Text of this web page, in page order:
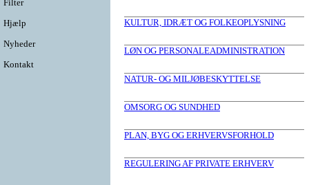
Filter
Hjælp
Nyheder
Kontakt
KULTUR, IDRÆT OG FOLKEOPLYSNING
LØN OG PERSONALEADMINISTRATION
NATUR- OG MILJØBESKYTTELSE
OMSORG OG SUNDHED
PLAN, BYG OG ERHVERVSFORHOLD
REGULERING AF PRIVATE ERHVERV